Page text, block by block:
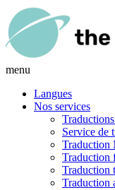
menu
Langues
Nos services
Service de
Traduction
Traduction
Traduction
Traduction